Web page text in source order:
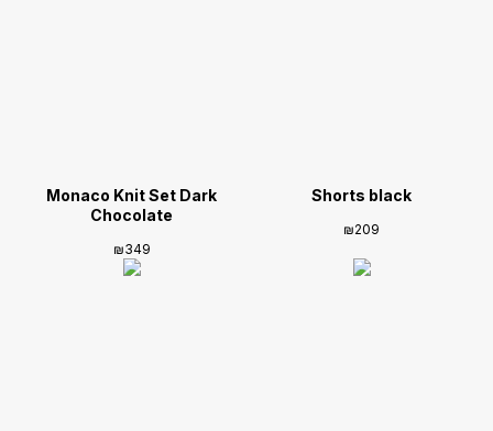
Monaco Knit Set Dark
Chocolate
₪349
Shorts black
₪209